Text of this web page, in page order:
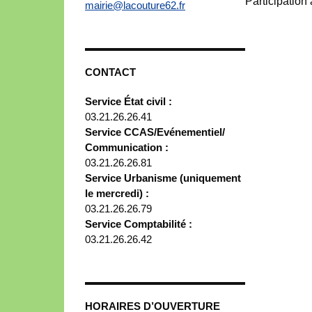
mairie@lacouture62.fr
CONTACT
Service État civil :
03.21.26.26.41
Service CCAS/Evénementiel/
Communication :
03.21.26.26.81
Service Urbanisme (uniquement
le mercredi) :
03.21.26.26.79
Service Comptabilité :
03.21.26.26.42
HORAIRES D’OUVERTURE